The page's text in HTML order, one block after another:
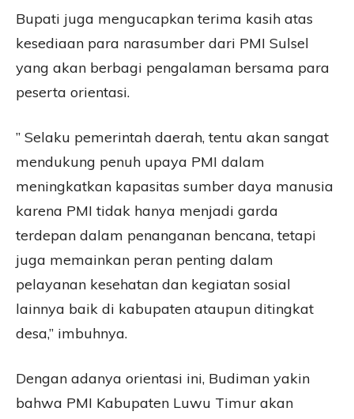
Bupati juga mengucapkan terima kasih atas
kesediaan para narasumber dari PMI Sulsel
yang akan berbagi pengalaman bersama para
peserta orientasi.
” Selaku pemerintah daerah, tentu akan sangat
mendukung penuh upaya PMI dalam
meningkatkan kapasitas sumber daya manusia
karena PMI tidak hanya menjadi garda
terdepan dalam penanganan bencana, tetapi
juga memainkan peran penting dalam
pelayanan kesehatan dan kegiatan sosial
lainnya baik di kabupaten ataupun ditingkat
desa,” imbuhnya.
Dengan adanya orientasi ini, Budiman yakin
bahwa PMI Kabupaten Luwu Timur akan